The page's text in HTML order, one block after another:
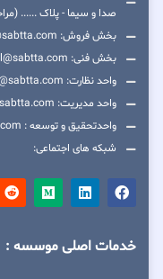
صدا و سیما - پلاک ......
بخش فروش: service@sabtta.com
بخش فنی: technical@sabtta.com
واحد نظارت: complaints@sabtta.com
واحد مدیریت: manager@sabtta.com
واحدتحقیق و توسعه : backend@sabtta.com
شبکه های اجتماعی:
خدمات اصلی موسسه :